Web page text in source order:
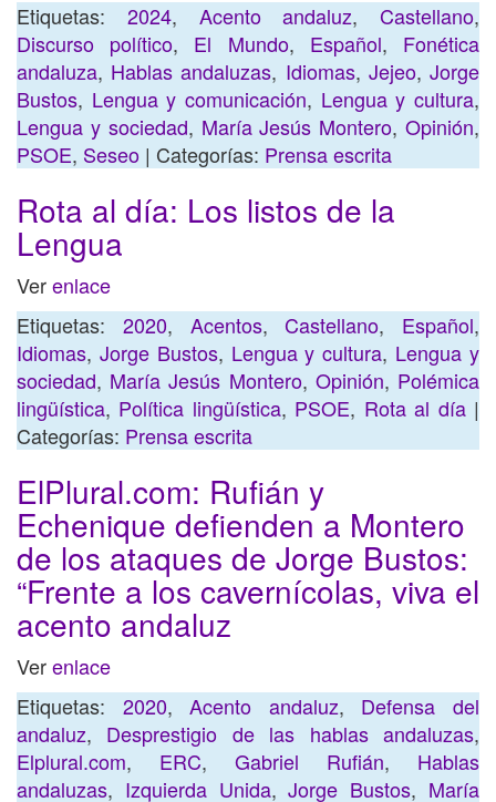
Etiquetas: 2024, Acento andaluz, Castellano,
Discurso político, El Mundo, Español, Fonética
andaluza, Hablas andaluzas, Idiomas, Jejeo,Jorge
Bustos, Lengua y comunicación, Lengua y cultura,
Lengua y sociedad, María Jesús Montero,Opinión,
PSOE, Seseo | Categorías: Prensa escrita
Rota al día: Los listos de la
Lengua
Verenlace
Etiquetas: 2020, Acentos,Castellano, Español,
Idiomas, Jorge Bustos, Lengua y cultura, Lengua y
sociedad, María Jesús Montero, Opinión, Polémica
lingüística, Política lingüística, PSOE, Rota al día|
Categorías: Prensa escrita
ElPlural.com: Rufián y
Echenique defienden a Montero
de los ataques de Jorge Bustos:
“Frente a los cavernícolas, viva el
acento andaluz
Verenlace
Etiquetas: 2020,Acento andaluz, Defensa del
andaluz, Desprestigio de las hablas andaluzas,
Elplural.com, ERC, Gabriel Rufián, Hablas
andaluzas, Izquierda Unida,Jorge Bustos, María